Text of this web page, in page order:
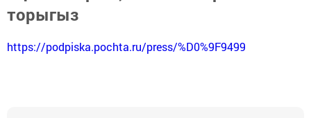
торыгыз
https://podpiska.pochta.ru/press/%D0%9F9499